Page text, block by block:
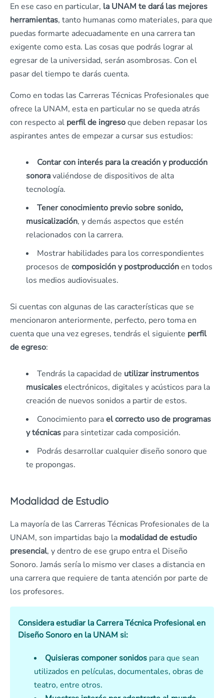
En ese caso en particular, la UNAM te dará las mejores
herramientas, tanto humanas como materiales, para que
puedas formarte adecuadamente en una carrera tan
exigente como esta. Las cosas que podrás lograr al
egresar de la universidad, serán asombrosas. Con el
pasar del tiempo te darás cuenta.
Como en todas las Carreras Técnicas Profesionales que
ofrece la UNAM, esta en particular no se queda atrás
con respecto al perfil de ingresoque deben repasar los
aspirantes antes de empezar a cursar sus estudios:
Contar con interés para la creación y producción
sonoravaliéndose de dispositivos de alta
tecnología.
Tener conocimiento previo sobre sonido,
musicalización, y demás aspectos que estén
relacionados con la carrera.
Mostrar habilidades para los correspondientes
procesos de composición y postproducciónen todos
los medios audiovisuales.
Si cuentas con algunas de las características que se
mencionaron anteriormente, perfecto, pero toma en
cuenta que una vez egreses, tendrás el siguiente perfil
de egreso:
Tendrás la capacidad de utilizar instrumentos
musicaleselectrónicos, digitales y acústicos para la
creación de nuevos sonidos a partir de estos.
Conocimiento parael correcto uso de programas
y técnicas para sintetizar cada composición.
Podrás desarrollar cualquier diseño sonoro que
te propongas.
Modalidad de Estudio
La mayoría de las Carreras Técnicas Profesionales de la
UNAM, son impartidas bajo la modalidad de estudio
presencial, y dentro de ese grupo entra el Diseño
Sonoro. Jamás sería lo mismo ver clases a distancia en
una carrera que requiere de tanta atención por parte de
los profesores.
Considera estudiar la Carrera Técnica Profesional en
Diseño Sonoro en la UNAM si:
Quisieras componer sonidos para que sean
utilizados en películas, documentales, obras de
teatro, entre otros.